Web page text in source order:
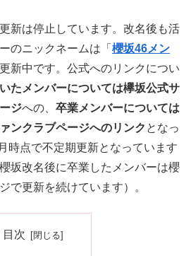
新は停止しています。改名後も活
のニックネームは「 櫻坂46メン
新中です。公式へのリンクについ
たメンバーについては欅坂公式サ
ジへの、 卒業メンバーについては
ンクラブページへのリンク となっ
時点で不定期更新となっています
坂改名後に卒業したメンバーは櫻
で更新を続けています）。
目次